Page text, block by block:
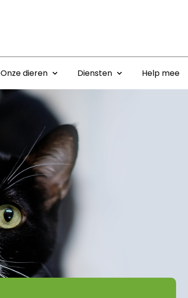
Onze dieren Diensten Help mee